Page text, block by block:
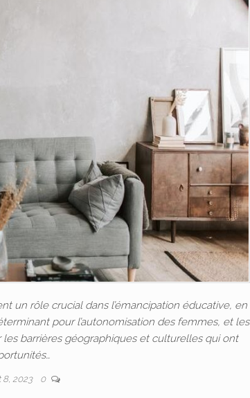
un rôle crucial dans l’émancipation éducative, en
pour l’autonomisation des femmes, et les
barrières géographiques et culturelles qui ont
8, 2023 0